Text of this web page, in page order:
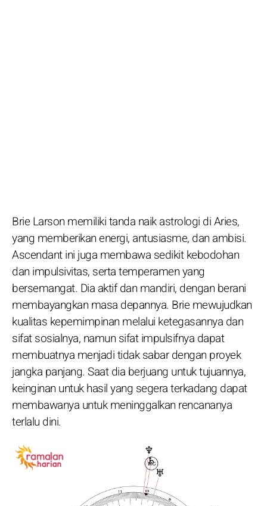
Brie Larson memiliki tanda naik astrologi di Aries,
yang memberikan energi, antusiasme, dan ambisi.
Ascendant ini juga membawa sedikit kebodohan
dan impulsivitas, serta temperamen yang
bersemangat. Dia aktif dan mandiri, dengan berani
membayangkan masa depannya. Brie mewujudkan
kualitas kepemimpinan melalui ketegasannya dan
sifat sosialnya, namun sifat impulsifnya dapat
membuatnya menjadi tidak sabar dengan proyek
jangka panjang. Saat dia berjuang untuk tujuannya,
keinginan untuk hasil yang segera terkadang dapat
membawanya untuk meninggalkan rencananya
terlalu dini.